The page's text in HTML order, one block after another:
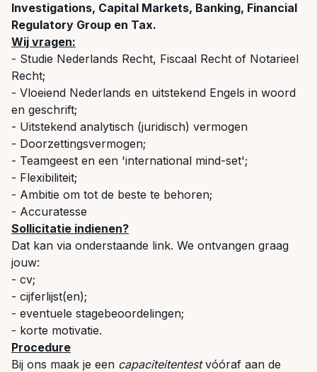
Investigations, Capital Markets, Banking, Financial
Regulatory Group en Tax.
Wij vragen:
- Studie Nederlands Recht, Fiscaal Recht of Notarieel
Recht;
- Vloeiend Nederlands en uitstekend Engels in woord
en geschrift;
- Uitstekend analytisch (juridisch) vermogen
- Doorzettingsvermogen;
- Teamgeest en een 'international mind-set';
- Flexibiliteit;
- Ambitie om tot de beste te behoren;
- Accuratesse
Sollicitatie indienen?
Dat kan via onderstaande link. We ontvangen graag
jouw:
- cv;
- cijferlijst(en);
- eventuele stagebeoordelingen;
- korte motivatie.
Procedure
Bij ons maak je een capaciteitentestvóóraf aan de